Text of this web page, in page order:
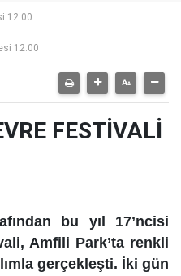
12:00
12:00
FESTİVALİ
bu yıl 17’ncisi
Amfili Park’ta renkli
gerçekleşti. İki gün